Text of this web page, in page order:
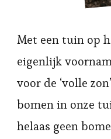
Met een tuin op
eigenlijk
voor de ‘volle
bomen in onze
helaas geen